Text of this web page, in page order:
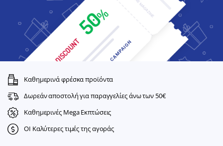
Καθημερινά φρέσκα προϊόντα
Δωρεάν αποστολή για παραγγελίες άνω των 50€
Καθημερινές Mega Εκπτώσεις
ΟΙ Καλύτερες τιμές της αγοράς